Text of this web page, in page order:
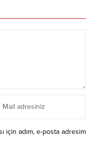
için adım, e-posta adresim